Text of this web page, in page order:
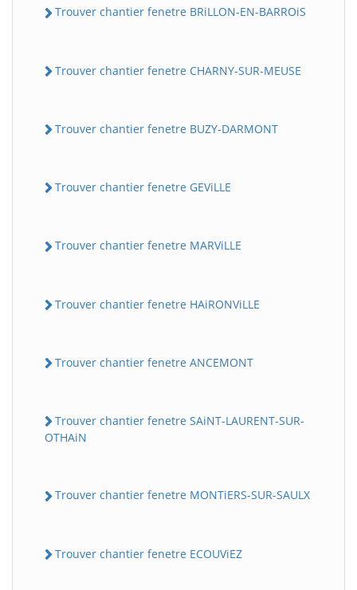
Trouver chantier fenetre BRiLLON-EN-BARROiS
Trouver chantier fenetre CHARNY-SUR-MEUSE
Trouver chantier fenetre BUZY-DARMONT
Trouver chantier fenetre GEViLLE
Trouver chantier fenetre MARViLLE
Trouver chantier fenetre HAiRONViLLE
Trouver chantier fenetre ANCEMONT
Trouver chantier fenetre SAiNT-LAURENT-SUR-
OTHAiN
Trouver chantier fenetre MONTiERS-SUR-SAULX
Trouver chantier fenetre ECOUViEZ